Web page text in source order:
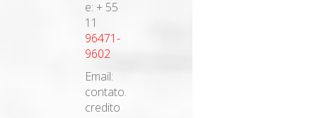
e: + 55
11
96471-
9602
Email:
contato.
credito